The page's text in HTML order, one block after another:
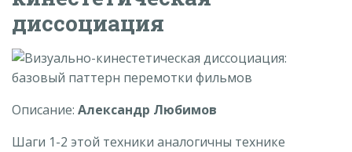
диссоциация
Описание: Александр Любимов
Шаги 1-2 этой техники аналогичны технике